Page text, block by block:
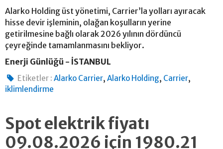
Alarko Holding üst yönetimi, Carrier’la yolları ayıracak
hisse devir işleminin, olağan koşulların yerine
getirilmesine bağlı olarak 2026 yılının dördüncü
çeyreğinde tamamlanmasını bekliyor.
Enerji Günlüğü - İSTANBUL
Etiketler : Alarko Carrier,Alarko Holding, Carrier,
iklimlendirme
Spot elektrik fiyatı
09.08.2026 için 1980.21